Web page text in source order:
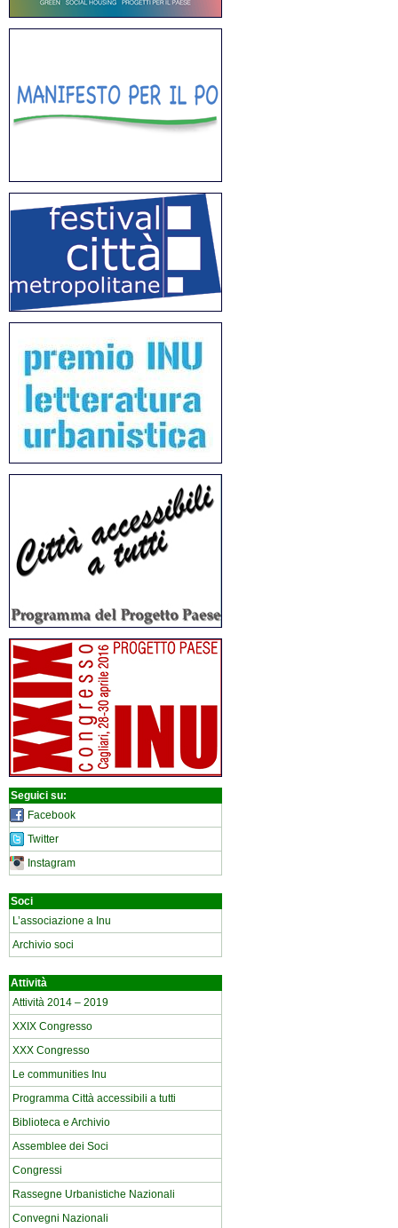
Seguici su:
Facebook
Twitter
Instagram
Soci
L’associazione a Inu
Archivio soci
Attività
Attività 2014 – 2019
XXIX Congresso
XXX Congresso
Le communities Inu
Programma Città accessibili a tutti
Biblioteca e Archivio
Assemblee dei Soci
Congressi
Rassegne Urbanistiche Nazionali
Convegni Nazionali